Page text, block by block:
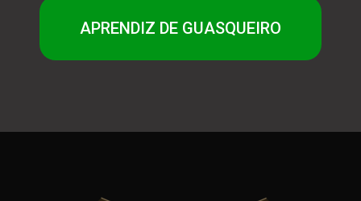
APRENDIZ DE GUASQUEIRO